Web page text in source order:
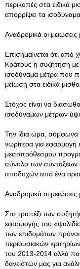
περικοπές στα ειδικά
απορρίψει τα
Αναδρομικά οι
Επισημαίνεται ότι από
Κράτους η συζήτηση με
ισοδύναμα μέτρα που
μείωση στα ειδικά
Στόχος είναι να
ισοδύναμων μέτρων
Την ίδια ώρα, σύμφωνα
νωρίτερα για εφαρμογή
μεσοπρόθεσμου
σύνολο των συντάξεων
αποδοχών από ένα
Αναδρομικά οι
Στο τραπέζι των
εφαρμογής του
των επιδομάτων
περιουσιακών
του 2013-2014 αλλά
δανειστών μας για